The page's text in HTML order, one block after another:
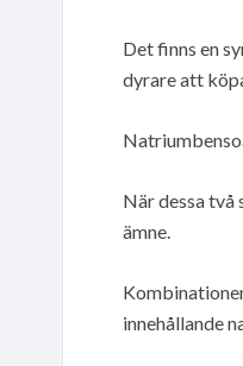
Det finns en
dyrare att
När dessa två
ämne.
innehållande